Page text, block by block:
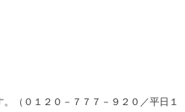
（０１２０－７７７－９２０／平日１